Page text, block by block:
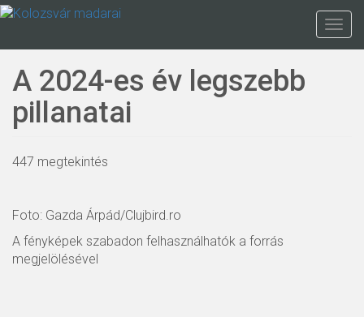
Ugrás
A 2024-es év legszebb
pillanatai
447 megtekintés
Foto: Gazda Árpád/Clujbird.ro
A fényképek szabadon felhasználhatók a forrás
megjelölésével